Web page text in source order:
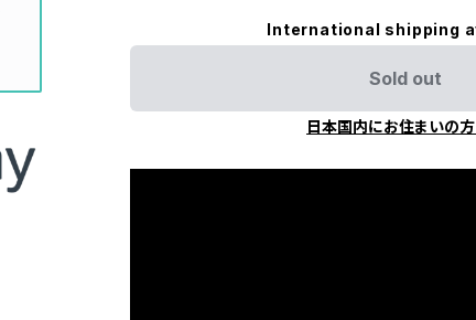
International shipping
Sold out
日本国内にお住まいの